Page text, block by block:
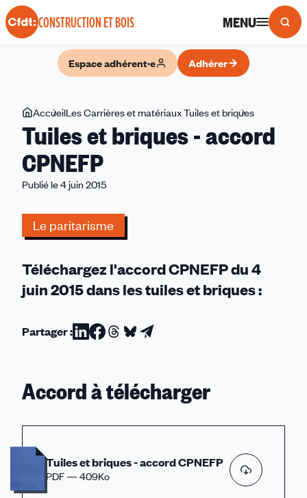
Panneau de gestion des cookies
CONSTRUCTION ET BOIS MENU
Espace adhérent·e Adhérer
Vous
êtes
ici
AccueilLes Carrières et matériaux Tuiles et briques
et
Tuiles et briques - accord
CPNEFP
Publié le 4 juin 2015
Le paritarisme
Téléchargez l'accord CPNEFP du 4
juin 2015 dans les tuiles et briques :
Partager :Partager
Linkedin
Partager
Facebook
Partager
Threads
Partager
Bluesky
Partager
email
Accord à télécharger
Tuiles et briques - accord CPNEFP
PDF — 409Ko